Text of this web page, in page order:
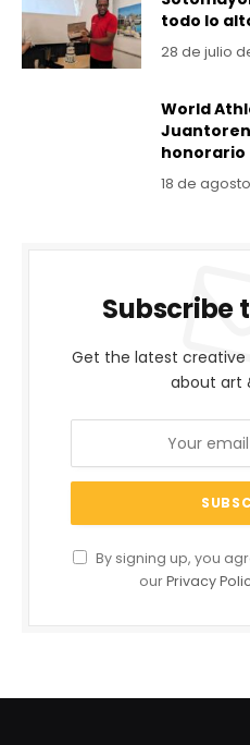
todo lo
28 de julio
World
honorario
18 de
Subscribe
Get the latest creative
about art
By signing up, you
ourPrivacy